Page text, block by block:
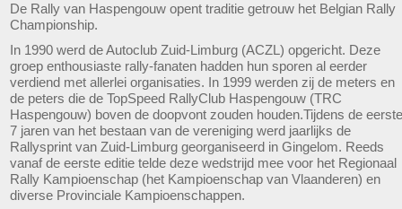
De Rally van Haspengouw opent traditie getrouw het Belgian Rally
Championship.
In 1990 werd de Autoclub Zuid-Limburg (ACZL) opgericht. Deze
groep enthousiaste rally-fanaten hadden hun sporen al eerder
verdiend met allerlei organisaties. In 1999 werden zij de meters en
de peters die de TopSpeed RallyClub Haspengouw (TRC
Haspengouw) boven de doopvont zouden houden.Tijdens de eerste
7 jaren van het bestaan van de vereniging werd jaarlijks de
Rallysprint van Zuid-Limburg georganiseerd in Gingelom. Reeds
vanaf de eerste editie telde deze wedstrijd mee voor het Regionaal
Rally Kampioenschap (het Kampioenschap van Vlaanderen) en
diverse Provinciale Kampioenschappen.